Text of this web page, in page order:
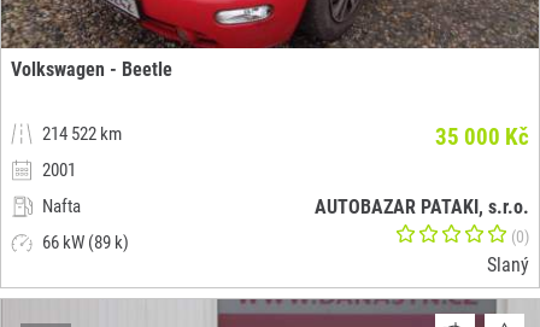
Volkswagen - Beetle
214 522 km
2001
Nafta
66 kW (89 k)
35 000 Kč
AUTOBAZAR PATAKI, s.r.o.
(0)
Slaný